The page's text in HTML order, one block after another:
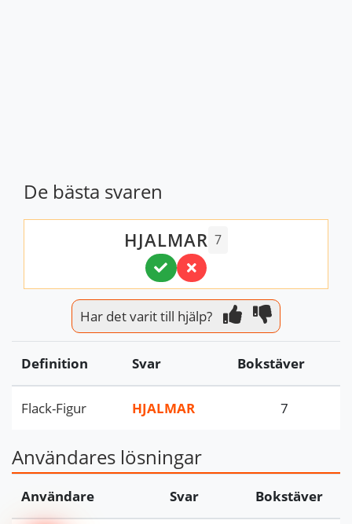
De bästa svaren
HJALMAR 7
Har det varit till hjälp?
Definition Svar Bokstäver
Flack-Figur HJALMAR 7
Användares lösningar
Användare Svar Bokstäver